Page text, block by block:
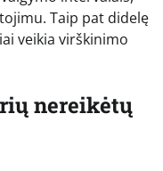
Taip pat didelę
veikia virškinimo
nereikėtų